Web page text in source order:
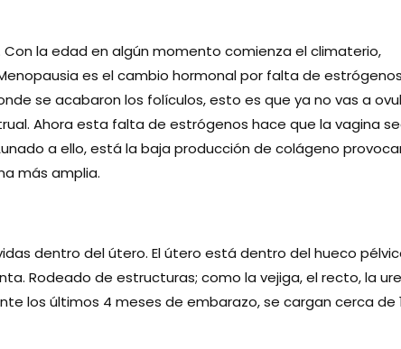
Con la edad en algún momento comienza el climaterio,
es el cambio hormonal por falta de
se acabaron los folículos, esto es que ya no vas a
Ahora esta falta de estrógenos hace que la vagina
a ello, está la baja producción de colágeno
más amplia.
dentro del útero. El útero está dentro del hueco
Rodeado de estructuras; como la vejiga, el recto, la
los últimos 4 meses de embarazo, se cargan cerca de